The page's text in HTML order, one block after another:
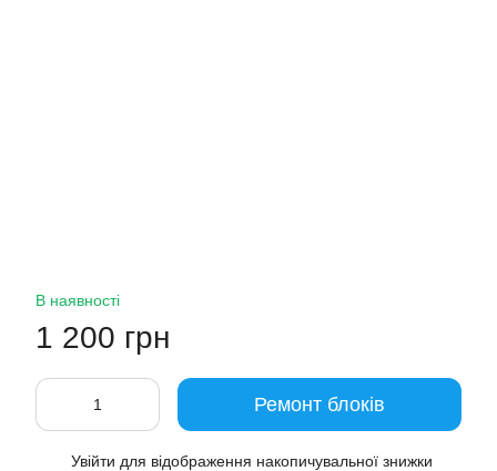
В наявності
1 200 грн
Ремонт блоків
Увійти для відображення накопичувальної знижки